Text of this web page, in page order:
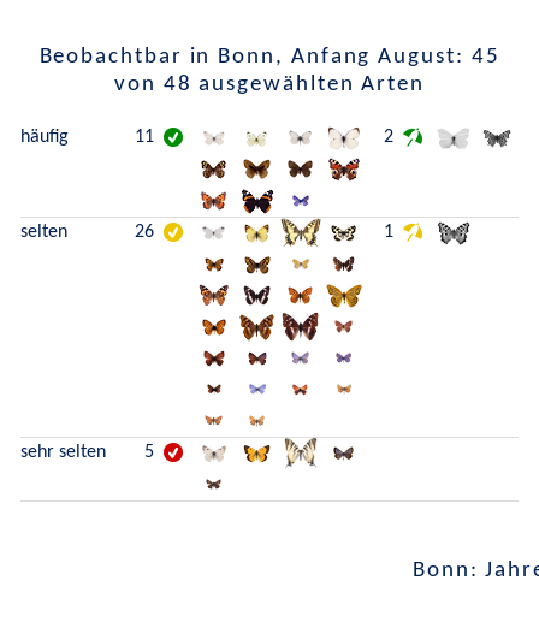
Beobachtbar in Bonn, Anfang August: 45
von 48 ausgewählten Arten
häufig 11 2
selten 26 1
sehr selten 5
Bonn: